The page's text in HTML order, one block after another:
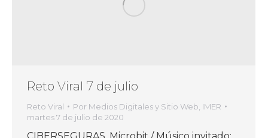
Reto Viral 7 de julio
Reto Viral Por Medios Digitales y Sitio Web, IMER
martes 7 de julio de 2020
CIBERSEGURAS, Microbit / Músico invitado: